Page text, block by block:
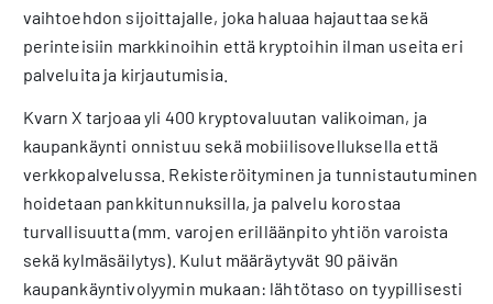
vaihtoehdon sijoittajalle, joka haluaa hajauttaa sekä
perinteisiin markkinoihin että kryptoihin ilman useita eri
palveluita ja kirjautumisia.
Kvarn X tarjoaa yli 400 kryptovaluutan valikoiman, ja
kaupankäynti onnistuu sekä mobiilisovelluksella että
verkkopalvelussa. Rekisteröityminen ja tunnistautuminen
hoidetaan pankkitunnuksilla, ja palvelu korostaa
turvallisuutta (mm. varojen erilläänpito yhtiön varoista
sekä kylmäsäilytys). Kulut määräytyvät 90 päivän
kaupankäyntivolyymin mukaan: lähtötaso on tyypillisesti